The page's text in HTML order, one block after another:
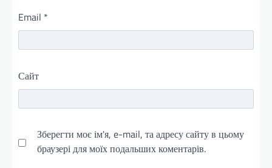
Email *
Сайт
Зберегти моє ім'я, e-mail, та адресу сайту в цьому
браузері для моїх подальших коментарів.